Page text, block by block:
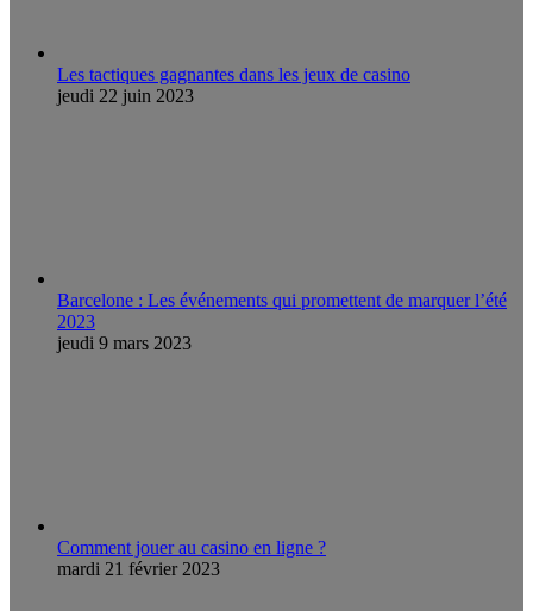
Les tactiques gagnantes dans les jeux de casino
jeudi 22 juin 2023
Barcelone : Les événements qui promettent de marquer l’été
2023
jeudi 9 mars 2023
Comment jouer au casino en ligne ?
mardi 21 février 2023